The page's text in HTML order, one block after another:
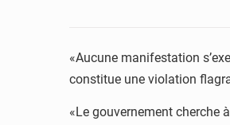
«Aucune manifestation
constitue une violation
«Le gouvernement cherche